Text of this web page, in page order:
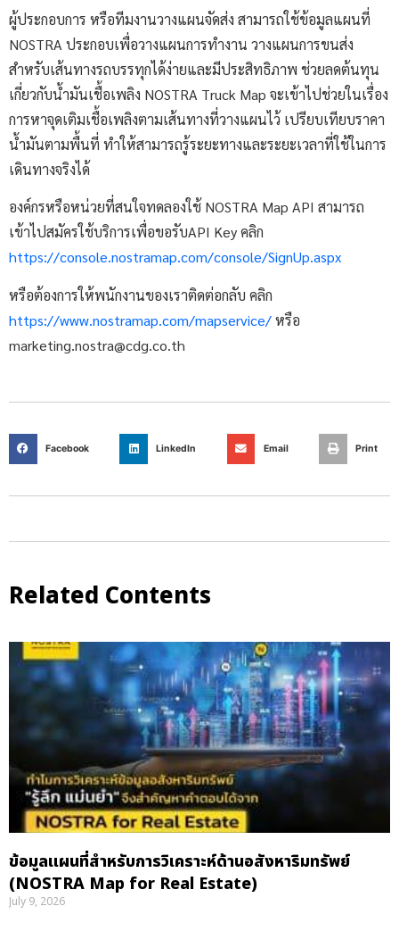
ผู้ประกอบการ หรือทีมงานวางแผนจัดส่ง สามารถใช้ข้อมูลแผนที่
NOSTRA ประกอบเพื่อวางแผนการทำงาน วางแผนการขนส่ง
สำหรับเส้นทางรถบรรทุกได้ง่ายและมีประสิทธิภาพ ช่วยลดต้นทุน
เกี่ยวกับน้ำมันเชื้อเพลิง NOSTRA Truck Map จะเข้าไปช่วยในเรื่อง
การหาจุดเติมเชื้อเพลิงตามเส้นทางที่วางแผนไว้ เปรียบเทียบราคา
น้ำมันตามพื้นที่ ทำให้สามารถรู้ระยะทางและระยะเวลาที่ใช้ในการ
เดินทางจริงได้
องค์กรหรือหน่วยที่สนใจทดลองใช้ NOSTRA Map API สามารถ
เข้าไปสมัครใช้บริการเพื่อขอรับAPI Key คลิก
https://console.nostramap.com/console/SignUp.aspx
หรือต้องการให้พนักงานของเราติดต่อกลับ คลิก
https://www.nostramap.com/mapservice/หรือ
marketing.nostra@cdg.co.th
Facebook LinkedIn Email Print
Related Contents
ข้อมูลแผนที่สำหรับการวิเคราะห์ด้านอสังหาริมทรัพย์
(NOSTRA Map for Real Estate)
July 9, 2026